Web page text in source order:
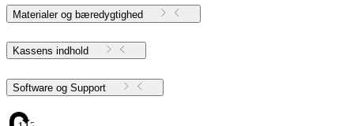
Materialer og bæredygtighed
Kassens indhold
Software og Support